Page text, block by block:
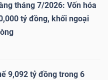
tháng 7/2026: Vốn hóa
tỷ đồng, khối ngoại
9,092 tỷ đồng trong 6